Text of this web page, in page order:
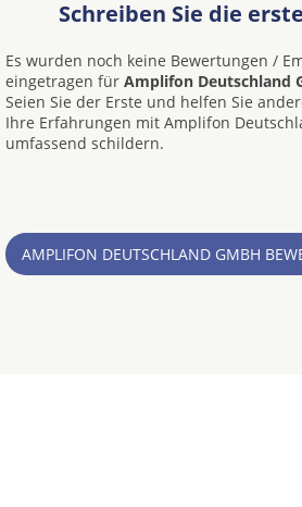
Schreiben Sie die
Es wurden noch keine Bewertungen /
eingetragen für Amplifon Deutschland
Seien Sie der Erste und helfen Sie
Ihre Erfahrungen mit Amplifon
umfassend schildern.
AMPLIFON DEUTSCHLAND GMBH